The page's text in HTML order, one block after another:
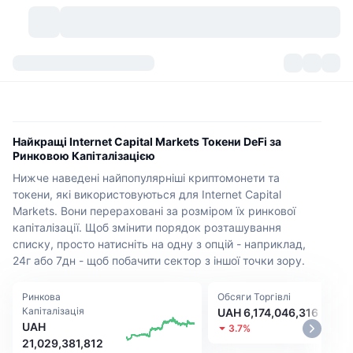
Історичні Знімки
Розблокування токенів
Активи реального світу
Огляд ринку
Спотовий ринок
Кількість криптовалют
Скарбниці BNB
Популярні
Новий
Meme Explorer
Централізовані біржі
Спот
Децентралізовані біржі
Спільнота
Фіди
Прямі ефіри
API
Продукти
Найкращі Internet Capital Markets Токени DeFi за
Ринковою Капіталізацією
Нижче наведені найпопулярніші криптомонети та
токени, які використовуються для Internet Capital
Markets. Вони перераховані за розміром їх ринкової
капіталізації. Щоб змінити порядок розташування
списку, просто натисніть на одну з опцій - наприклад,
24г або 7дн - щоб побачити сектор з іншої точки зору.
Ринкова
Капіталізація
UAH
21,029,381,812
Обсяги Торгівлі
UAH 6,174,046,316
3.7%